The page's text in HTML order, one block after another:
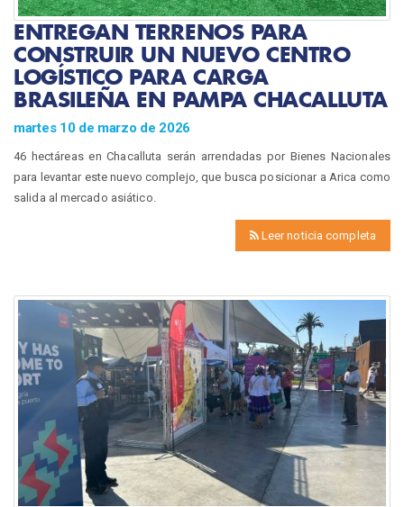
ENTREGAN TERRENOS PARA
CONSTRUIR UN NUEVO CENTRO
LOGÍSTICO PARA CARGA
BRASILEÑA EN PAMPA CHACALLUTA
martes 10 de marzo de 2026
46 hectáreas en Chacalluta serán arrendadas por Bienes Nacionales
para levantar este nuevo complejo, que busca posicionar a Arica como
salida al mercado asiático.
Leer noticia completa